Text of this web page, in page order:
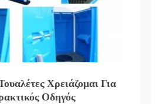
Χρειάζομαι Για
Οδηγός